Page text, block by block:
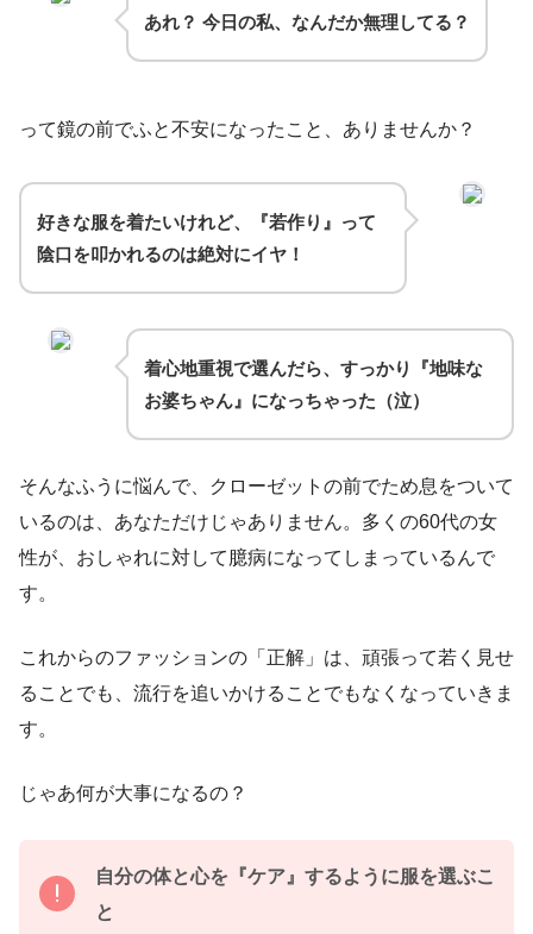
あれ？ 今日の私、なんだか無理してる？
って鏡の前でふと不安になったこと、ありませんか？
好きな服を着たいけれど、『若作り』って
陰口を叩かれるのは絶対にイヤ！
着心地重視で選んだら、すっかり『地味な
お婆ちゃん』になっちゃった（泣）
そんなふうに悩んで、クローゼットの前でため息をついて
いるのは、あなただけじゃありません。多くの60代の女
性が、おしゃれに対して臆病になってしまっているんで
す。
これからのファッションの「正解」は、頑張って若く見せ
ることでも、流行を追いかけることでもなくなっていきま
す。
じゃあ何が大事になるの？
自分の体と心を『ケア』するように服を選ぶこ
と